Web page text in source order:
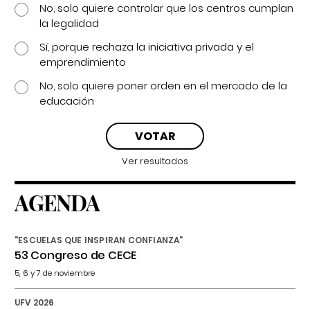
No, solo quiere controlar que los centros cumplan
la legalidad
Sí, porque rechaza la iniciativa privada y el
emprendimiento
No, solo quiere poner orden en el mercado de la
educación
Ver resultados
AGENDA
"ESCUELAS QUE INSPIRAN CONFIANZA"
53 Congreso de CECE
5, 6 y 7 de noviembre
UFV 2026